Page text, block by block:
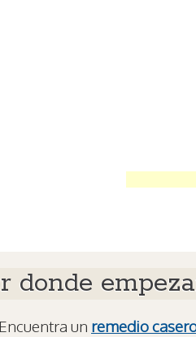
donde
Encuentra un remedio